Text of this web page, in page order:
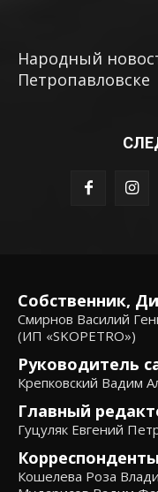
Народный
Петропавловске
Собственник,
Смирнов Василий
(ИП «SKOPETRO»)
Руководитель
Крепковский Вадим
Главный
Гуцуляк Евгений
Корреспонденты
Кошелева Роза